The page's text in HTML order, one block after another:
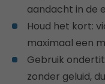
aandacht in de
Houd het kort:
maximaal een
Gebruik
zonder geluid,